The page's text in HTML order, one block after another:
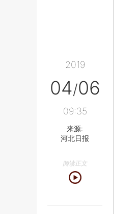
2019
04/06
09:35
来源:
河北日报
阅读正文